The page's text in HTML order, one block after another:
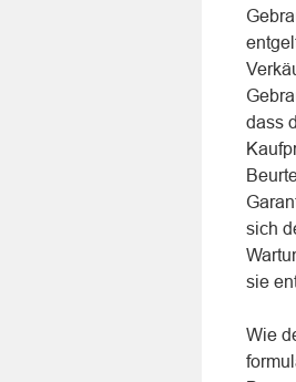
dass
sich
sie
Wie